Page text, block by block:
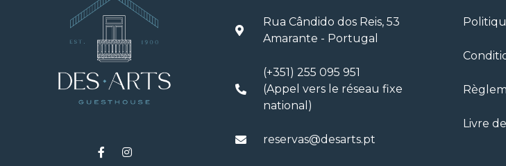
Rua Cândido dos Reis, 53
Amarante - Portugal
(+351) 255 095 951
(Appel vers le réseau fixe
national)
reservas@desarts.pt
Livre